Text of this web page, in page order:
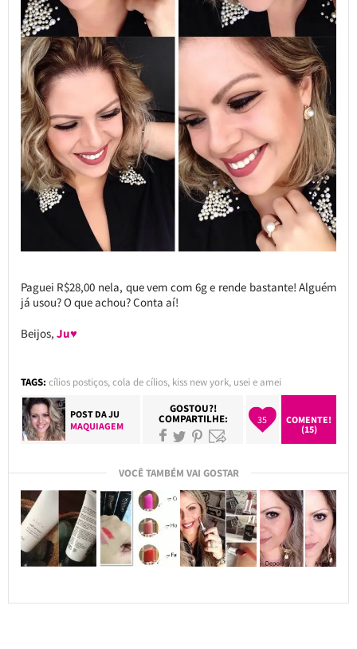
Paguei R$28,00 nela, que vem com 6g e rende bastante! Alguém
já usou? O que achou? Conta aí!
Beijos, Ju♥
TAGS: cílios postiços,cola de cílios, kiss new york, usei e amei
POST DAJU
MAQUIAGEM
GOSTOU?!
COMPARTILHE: 35
COMENTE!
(15)
VOCÊ TAMBÉM VAI GOSTAR